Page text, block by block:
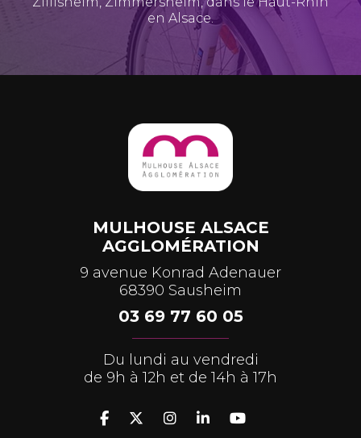
en Alsace.
MULHOUSE ALSACE
AGGLOMÉRATION
9 avenue Konrad Adenauer
68390 Sausheim
03 69 77 60 05
Du lundi au vendredi
de 9h à 12h et de 14h à 17h